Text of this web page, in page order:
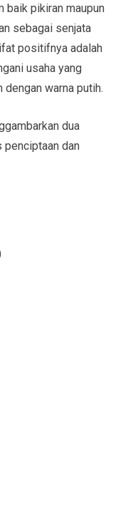
baik pikiran maupun
sebagai senjata
positifnya adalah
usaha yang
warna putih.
dua
dan